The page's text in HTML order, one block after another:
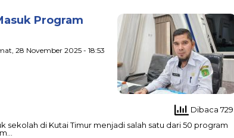
Program
28 November 2025 - 18:53
Dibaca 729
sekolah di Kutai Timur menjadi salah satu dari 50 program